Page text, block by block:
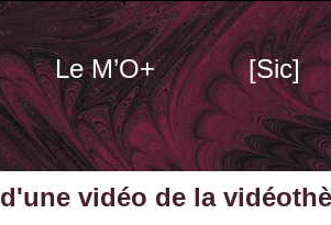
Le M’O+ [Sic]
vidéo de la